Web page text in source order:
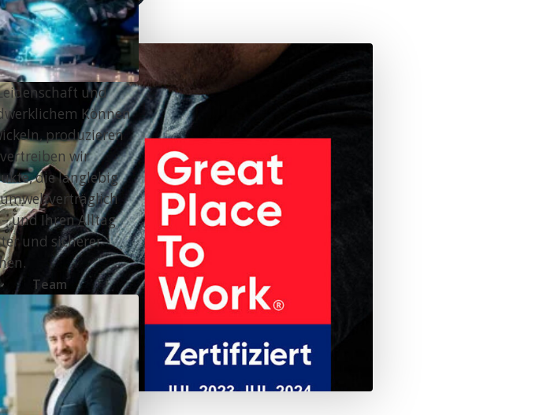
und
Können
produzieren
wir
die langlebig
und Ihren Alltag
und sicherer
Team